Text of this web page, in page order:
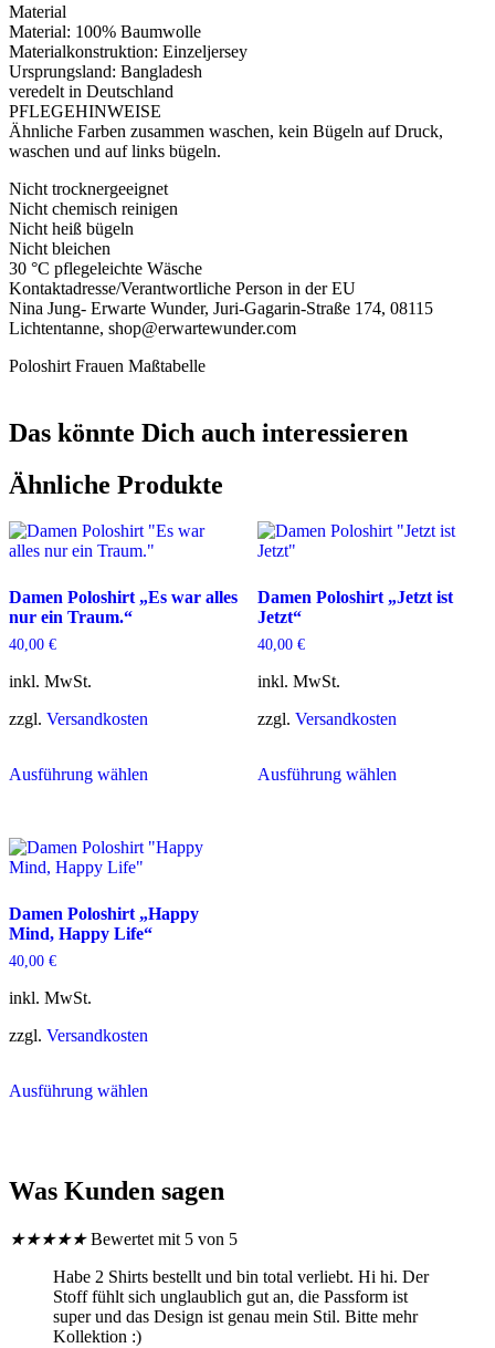
Material
Material: 100% Baumwolle
Materialkonstruktion: Einzeljersey
Ursprungsland: Bangladesh
veredelt in Deutschland
PFLEGEHINWEISE
Ähnliche Farben zusammen waschen, kein Bügeln auf Druck,
waschen und auf links bügeln.
Nicht trocknergeeignet
Nicht chemisch reinigen
Nicht heiß bügeln
Nicht bleichen
30 °C pflegeleichte Wäsche
Kontaktadresse/Verantwortliche Person in der EU
Nina Jung- Erwarte Wunder, Juri-Gagarin-Straße 174, 08115
Lichtentanne, shop@erwartewunder.com
Poloshirt Frauen Maßtabelle
Das könnte Dich auch interessieren
Ähnliche Produkte
Damen Poloshirt „Es war alles
nur ein Traum.“
40,00 €
inkl. MwSt.
zzgl. Versandkosten
Ausführung wählenProdukt
auf.
können
auf
Damen Poloshirt „Jetzt ist
Jetzt“
40,00 €
inkl. MwSt.
zzgl. Versandkosten
Ausführung wählenProdukt
Damen Poloshirt „Happy
Mind, Happy Life“
40,00 €
inkl. MwSt.
zzgl. Versandkosten
Ausführung wählenProdukt
Die
Optionen
können
auf
der
Produktseite
gewählt
werden
Was Kunden sagen
★★★★★ Bewertet mit 5 von 5
Habe 2 Shirts bestellt und bin total verliebt. Hi hi. Der
Stoff fühlt sich unglaublich gut an, die Passform ist
super und das Design ist genau mein Stil. Bitte mehr
Kollektion :)